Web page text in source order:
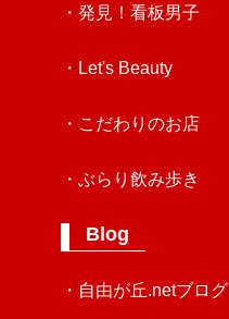
・発見！看板男子
・Let's Beauty
・こだわりのお店
・ぶらり飲み歩き
Blog
・自由が丘.netブログ